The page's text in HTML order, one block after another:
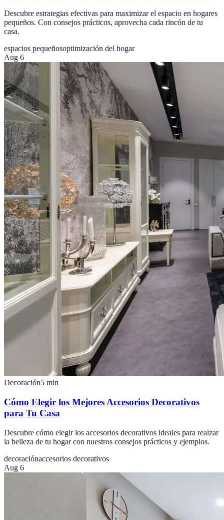
Descubre estrategias efectivas para maximizar el espacio en hogares
pequeños. Con consejos prácticos, aprovecha cada rincón de tu
casa.
espacios pequeñosoptimización del hogar
Aug 6
Decoración5 min
Cómo Elegir los Mejores Accesorios Decorativos
para Tu Casa
Descubre cómo elegir los accesorios decorativos ideales para realzar
la belleza de tu hogar con nuestros consejos prácticos y ejemplos.
decoraciónaccesorios decorativos
Aug 6